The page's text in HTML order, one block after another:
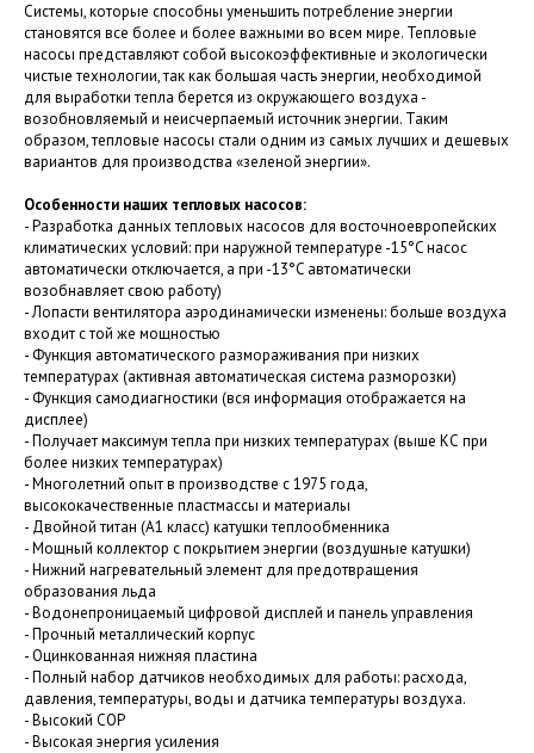
Системы, которые способны уменьшить потребление энергии
становятся все более и более важными во всем мире. Тепловые
насосы представляют собой высокоэффективные и экологически
чистые технологии, так как большая часть энергии, необходимой
для выработки тепла берется из окружающего воздуха -
возобновляемый и неисчерпаемый источник энергии. Таким
образом, тепловые насосы стали одним из самых лучших и дешевых
вариантов для производства «зеленой энергии».
Особенности наших тепловых насосов:
- Разработка данных тепловых насосов для восточноевропейских
климатических условий: при наружной температуре -15°C насос
автоматически отключается, а при -13°C автоматически
возобнавляет свою работу)
- Лопасти вентилятора аэродинамически изменены: больше воздуха
входит с той же мощностью
- Функция автоматического размораживания при низких
температурах (активная автоматическая система разморозки)
- Функция самодиагностики (вся информация отображается на
дисплее)
- Получает максимум тепла при низких температурах (выше КС при
более низких температурах)
- Многолетний опыт в производстве с 1975 года,
высококачественные пластмассы и материалы
- Двойной титан (A1 класс) катушки теплообменника
- Мощный коллектор с покрытием энергии (воздушные катушки)
- Нижний нагревательный элемент для предотвращения
образования льда
- Водонепроницаемый цифровой дисплей и панель управления
- Прочный металлический корпус
- Оцинкованная нижняя пластина
- Полный набор датчиков необходимых для работы: расхода,
давления, температуры, воды и датчика температуры воздуха.
- Высокий COP
- Высокая энергия усиления